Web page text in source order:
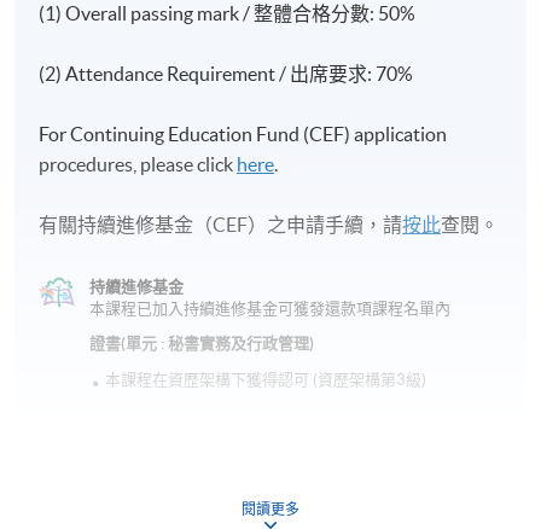
評核方法：個人習作
完成本課程並於評核中獲得合格成績者，將按香港大
元：秘書實務及行政管理） 」。
報名代碼
2455-AC127A
時間
現時接受報名
逢周二，7:00 p.m. - 10:00 p.m.
(1) Overall passing mark / 整體合格分數: 50%
(2) Attendance Requirement / 出席要求: 70%
For Continuing Education Fund (CEF) application
procedures, please click here.
有關持續進修基金（CEF）之申請手續，請按此查閱。
持續進修基金
本課程已加入持續進修基金可獲發還款項課程名單內
證書(單元 : 秘書實務及行政管理)
本課程在資歴架構下獲得認可 (資歴架構第3級)
閱讀更多